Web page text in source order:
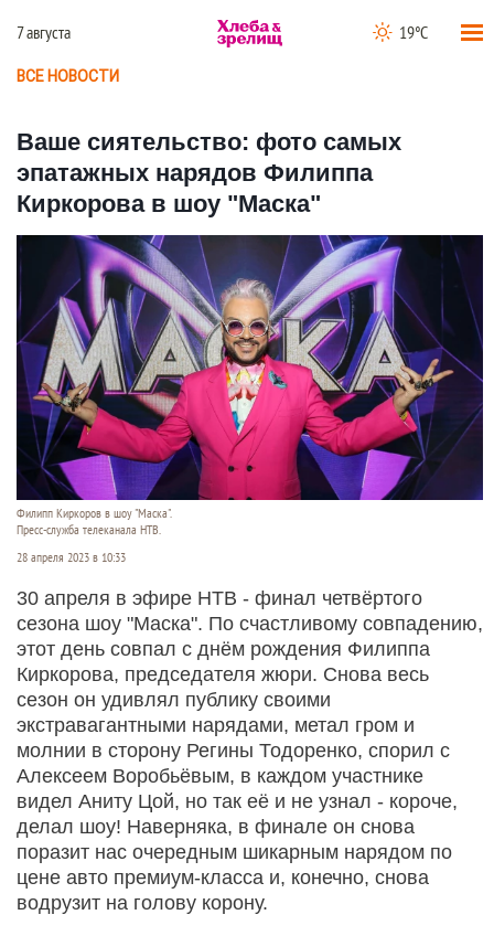
7 августа 19°C
ВСЕ НОВОСТИ
Ваше сиятельство: фото самых
эпатажных нарядов Филиппа
Киркорова в шоу "Маска"
Филипп Киркоров в шоу "Маска".
Пресс-служба телеканала НТВ.
28 апреля 2023 в 10:33
30 апреля в эфире НТВ - финал четвёртого
сезона шоу "Маска". По счастливому совпадению,
этот день совпал с днём рождения Филиппа
Киркорова, председателя жюри. Снова весь
сезон он удивлял публику своими
экстравагантными нарядами, метал гром и
молнии в сторону Регины Тодоренко, спорил с
Алексеем Воробьёвым, в каждом участнике
видел Аниту Цой, но так её и не узнал - короче,
делал шоу! Наверняка, в финале он снова
поразит нас очередным шикарным нарядом по
цене авто премиум-класса и, конечно, снова
водрузит на голову корону.